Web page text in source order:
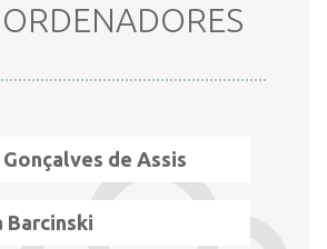
de Assis
Barcinski